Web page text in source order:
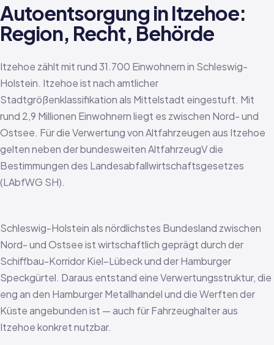
Autoentsorgung in Itzehoe:
Region, Recht, Behörde
Itzehoe zählt mit rund 31.700 Einwohnern in Schleswig-
Holstein. Itzehoe ist nach amtlicher
Stadtgrößenklassifikation als Mittelstadt eingestuft. Mit
rund 2,9 Millionen Einwohnern liegt es zwischen Nord- und
Ostsee. Für die Verwertung von Altfahrzeugen aus Itzehoe
gelten neben der bundesweiten AltfahrzeugV die
Bestimmungen des Landesabfallwirtschaftsgesetzes
(LAbfWG SH).
Schleswig-Holstein als nördlichstes Bundesland zwischen
Nord- und Ostsee ist wirtschaftlich geprägt durch der
Schiffbau-Korridor Kiel–Lübeck und der Hamburger
Speckgürtel. Daraus entstand eine Verwertungsstruktur, die
eng an den Hamburger Metallhandel und die Werften der
Küste angebunden ist — auch für Fahrzeughalter aus
Itzehoe konkret nutzbar.